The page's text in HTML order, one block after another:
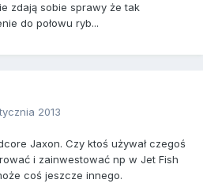
zdają sobie sprawy że tak
do połowu ryb...
2013
Jaxon. Czy ktoś używał czegoś
i zainwestować np w Jet Fish
coś jeszcze innego.